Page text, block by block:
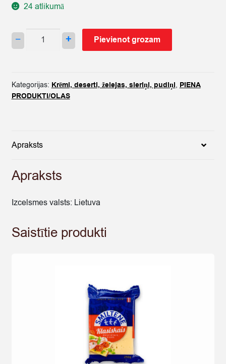
24 atlikumā
−
BIEZPIENA
AR
TOFFE
quantity
+ Pievienot grozam
Kategorijas: Krēmi, deserti, želejas, sieriņi, pudiņi, PIENA
PRODUKTI/OLAS
Apraksts
Apraksts
Izcelsmes valsts: Lietuva
Saistītie produkti